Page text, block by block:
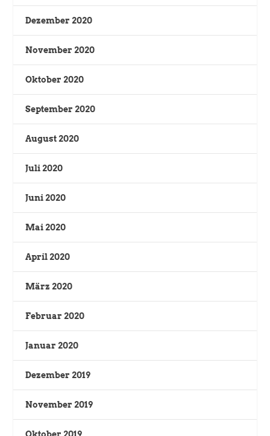
Dezember 2020
November 2020
Oktober 2020
September 2020
August 2020
Juli 2020
Juni 2020
Mai 2020
April 2020
März 2020
Februar 2020
Januar 2020
Dezember 2019
November 2019